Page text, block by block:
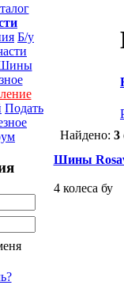
Б/у
Подать
Найдено: 3
Шины
4 колеса бу